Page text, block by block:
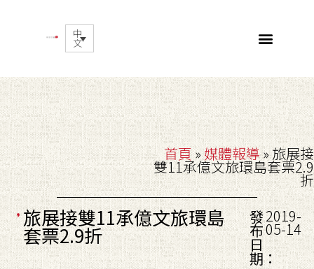
中
文
首頁»媒體報導»旅展接
雙11承億文旅環島套票2.9
折
旅展接雙11承億文旅環島
套票2.9折
發
布
日
期：
2019-
05-14